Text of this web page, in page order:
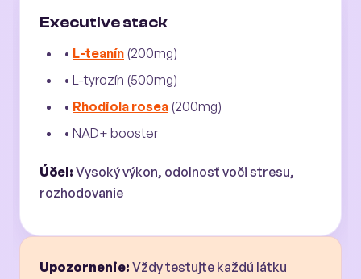
Executive stack
• L-teanín (200mg)
• L-tyrozín (500mg)
• Rhodiola rosea (200mg)
• NAD+ booster
Účel: Vysoký výkon, odolnosť voči stresu,
rozhodovanie
Upozornenie: Vždy testujte každú látku